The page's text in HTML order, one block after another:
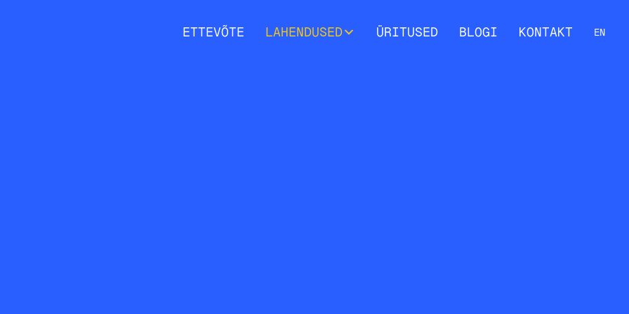
ETTEVÕTE LAHENDUSED ÜRITUSED BLOGI KONTAKT EN